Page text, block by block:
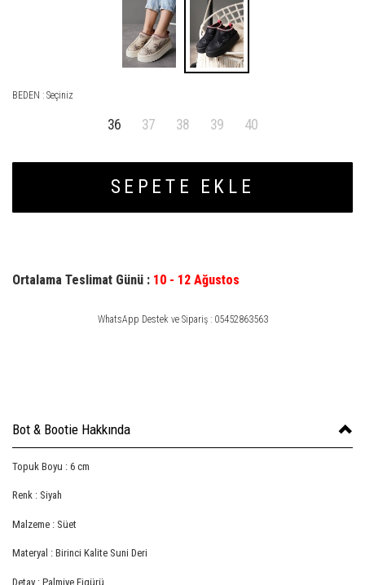
BEDEN : Seçiniz
36 37 38 39 40
SEPETE EKLE
Ortalama Teslimat Günü : 10 - 12 Ağustos
WhatsApp Destek ve Sipariş : 05452863563
Bot & Bootie Hakkında
Topuk Boyu : 6 cm
Renk : Siyah
Malzeme : Süet
Materyal : Birinci Kalite Suni Deri
Detay : Palmiye Figürü